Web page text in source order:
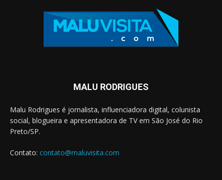
MALU RODRIGUES
Malu Rodrigues é jornalista, influenciadora digital, colunista
social, blogueira e apresentadora de TV em São José do Rio
Preto/SP.
Contato: contato@maluvisita.com